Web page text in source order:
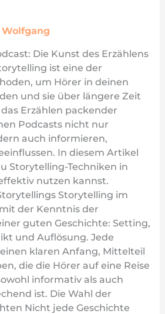
Wolfgang
Die Kunst des Erzählens
ist eine der
um Hörer in deinen
und sie über längere Zeit
Erzählen packender
Podcasts nicht nur
auch informieren,
In diesem Artikel
Storytelling-Techniken in
nutzen kannst.
Storytelling im
der Kenntnis der
guten Geschichte: Setting,
und Auflösung. Jede
klaren Anfang, Mittelteil
die die Hörer auf eine Reise
informativ als auch
ist. Die Wahl der
Nicht jede Geschichte